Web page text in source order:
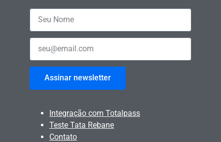
Assinar newsletter
Integração com Totalpass
Teste Tata Rebane
Contato